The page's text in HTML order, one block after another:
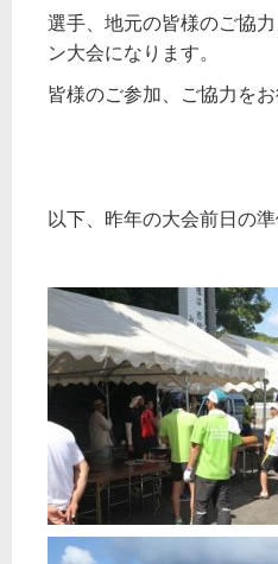
選手、地元の皆様のご協
ン大会になります。
皆様のご参加、ご協力をお
以下、昨年の大会前日の